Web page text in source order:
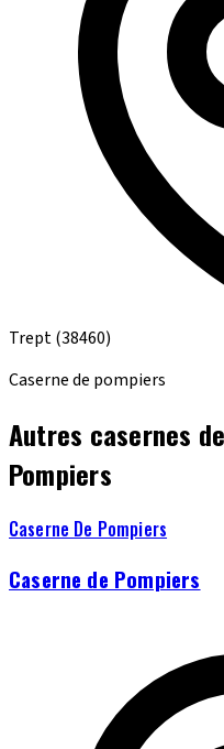
Trept(38460)
Caserne de pompiers
Autres casernes
Pompiers
Caserne De Pompiers
Caserne de Pompiers